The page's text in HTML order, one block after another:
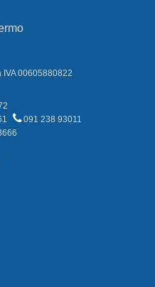
00605880822
091 238 93011